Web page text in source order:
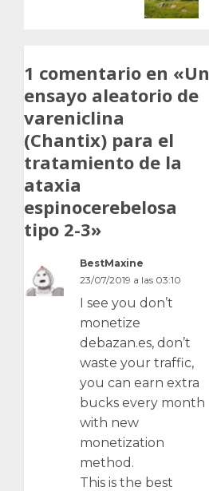
1 comentario en «Un
ensayo aleatorio de
vareniclina
(Chantix) para el
tratamiento de la
ataxia
espinocerebelosa
tipo 2-3»
BestMaxine
23/07/2019 a las 03:10
I see you don’t
monetize
debazan.es, don’t
waste your traffic,
you can earn extra
bucks every month
with new
monetization
method.
This is the best